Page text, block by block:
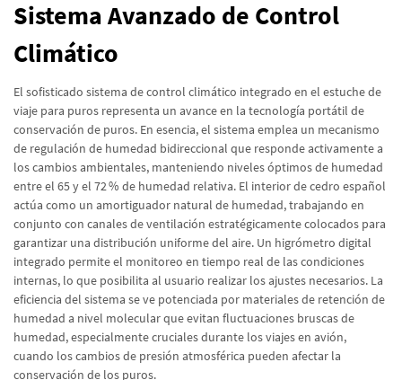
Sistema Avanzado de Control
Climático
El sofisticado sistema de control climático integrado en el estuche de
viaje para puros representa un avance en la tecnología portátil de
conservación de puros. En esencia, el sistema emplea un mecanismo
de regulación de humedad bidireccional que responde activamente a
los cambios ambientales, manteniendo niveles óptimos de humedad
entre el 65 y el 72 % de humedad relativa. El interior de cedro español
actúa como un amortiguador natural de humedad, trabajando en
conjunto con canales de ventilación estratégicamente colocados para
garantizar una distribución uniforme del aire. Un higrómetro digital
integrado permite el monitoreo en tiempo real de las condiciones
internas, lo que posibilita al usuario realizar los ajustes necesarios. La
eficiencia del sistema se ve potenciada por materiales de retención de
humedad a nivel molecular que evitan fluctuaciones bruscas de
humedad, especialmente cruciales durante los viajes en avión,
cuando los cambios de presión atmosférica pueden afectar la
conservación de los puros.